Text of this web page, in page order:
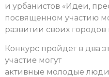
и урбанистов «Идеи,
посвященном участию
развитии своих
Конкурс пройдет в два
участие могут
активные молодые люди